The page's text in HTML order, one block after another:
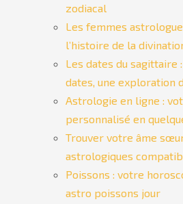
zodiacal
Les femmes
l’histoire de la
Les dates du sagittaire
dates, une exploration
Astrologie en ligne :
personnalisé en
Trouver votre âme
astrologiques
Poissons : votre
astro poissons jour